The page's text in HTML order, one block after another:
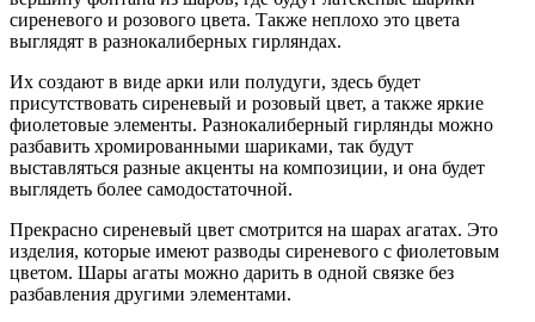
сиреневого и розового цвета. Также неплохо это цвета
выглядят в разнокалиберных гирляндах.
Их создают в виде арки или полудуги, здесь будет
присутствовать сиреневый и розовый цвет, а также яркие
фиолетовые элементы. Разнокалиберный гирлянды можно
разбавить хромированными шариками, так будут
выставляться разные акценты на композиции, и она будет
выглядеть более самодостаточной.
Прекрасно сиреневый цвет смотрится на шарах агатах. Это
изделия, которые имеют разводы сиреневого с фиолетовым
цветом. Шары агаты можно дарить в одной связке без
разбавления другими элементами.